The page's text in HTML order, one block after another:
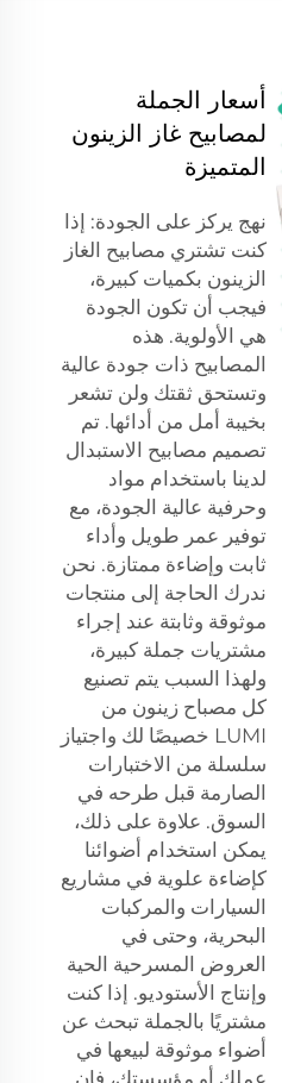
أسعار الجملة
لمصابيح غاز الزينون
المتميزة
نهج يركز على الجودة: إذا
كنت تشتري مصابيح الغاز
الزينون بكميات كبيرة،
فيجب أن تكون الجودة
هي الأولوية. هذه
المصابيح ذات جودة عالية
وتستحق ثقتك ولن تشعر
بخيبة أمل من أدائها. تم
تصميم مصابيح الاستبدال
لدينا باستخدام مواد
وحرفية عالية الجودة، مع
توفير عمر طويل وأداء
ثابت وإضاءة ممتازة. نحن
ندرك الحاجة إلى منتجات
موثوقة وثابتة عند إجراء
مشتريات جملة كبيرة،
ولهذا السبب يتم تصنيع
كل مصباح زينون من
LUMI خصيصًا لك واجتياز
سلسلة من الاختبارات
الصارمة قبل طرحه في
السوق. علاوة على ذلك،
يمكن استخدام أضوائنا
كإضاءة علوية في مشاريع
السيارات والمركبات
البحرية، وحتى في
العروض المسرحية الحية
وإنتاج الأستوديو. إذا كنت
مشتريًا بالجملة تبحث عن
أضواء موثوقة لبيعها في
عملك أو مؤسستك، فإن